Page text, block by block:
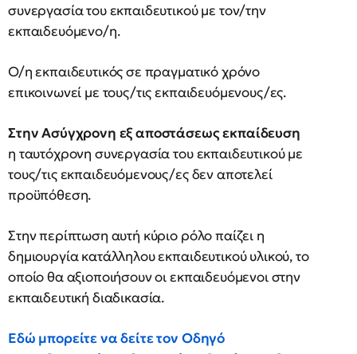
συνεργασία του εκπαιδευτικού με τον/την
εκπαιδευόμενο/η.
Ο/η εκπαιδευτικός σε πραγματικό χρόνο
επικοινωνεί με τους/τις εκπαιδευόμενους/ες.
Στην Ασύγχρονη εξ αποστάσεως εκπαίδευση
η ταυτόχρονη συνεργασία του εκπαιδευτικού με
τους/τις εκπαιδευόμενους/ες δεν αποτελεί
προϋπόθεση.
Στην περίπτωση αυτή κύριο ρόλο παίζει η
δημιουργία κατάλληλου εκπαιδευτικού υλικού, το
οποίο θα αξιοποιήσουν οι εκπαιδευόμενοι στην
εκπαιδευτική διαδικασία.
Εδώ μπορείτε να δείτε τον Οδηγό